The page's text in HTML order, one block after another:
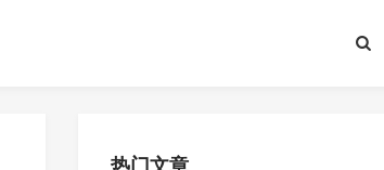
热门文章